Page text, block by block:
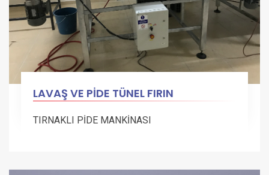
LAVAŞ VE PİDE TÜNEL FIRIN
TIRNAKLI PİDE MANKİNASI